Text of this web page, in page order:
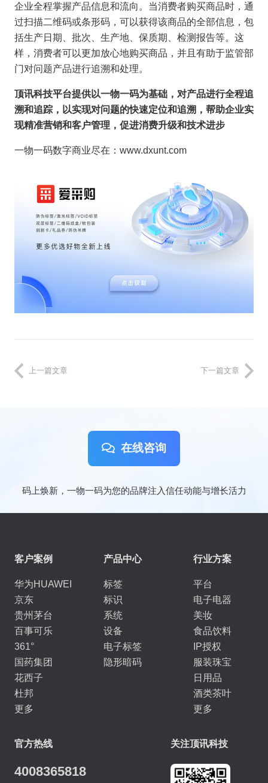
企业全程掌握产品信息和流向。当消费者购买商品时，通
过扫描二维码或条形码，可以获得该商品的全部信息，包
括生产日期、批次、生产地、保质期、检测报告等。这
样，消费者可以更加放心地购买商品，并且有助于监管部
门对问题产品进行追溯和处理。
顶讯科技平台提供以一物一码为基础， 对产品进行全程追
溯和追踪，以实现对问题的快速定位和追溯 ， 帮助企业实
现精准营销和客户管理，促进消费升级和技术进步
一物一码数字商业尽在：www.dxunt.com
上一篇文章 下一篇文章
在线咨询
码上焕新，一物一码为您的品牌注入信任动能与增长活力
客户案例
华为HUAWEI
京东
贵州茅台
百事可乐
361°
国药集团
花西子
杜邦
更多
产品中心
标签
标识
系统
设备
电子标签
隐形暗码
行业方案
平台
电子电器
美妆
食品饮料
IP授权
服装珠宝
日用品
酒类茶叶
更多
官方热线
4008365818
关注顶讯科技